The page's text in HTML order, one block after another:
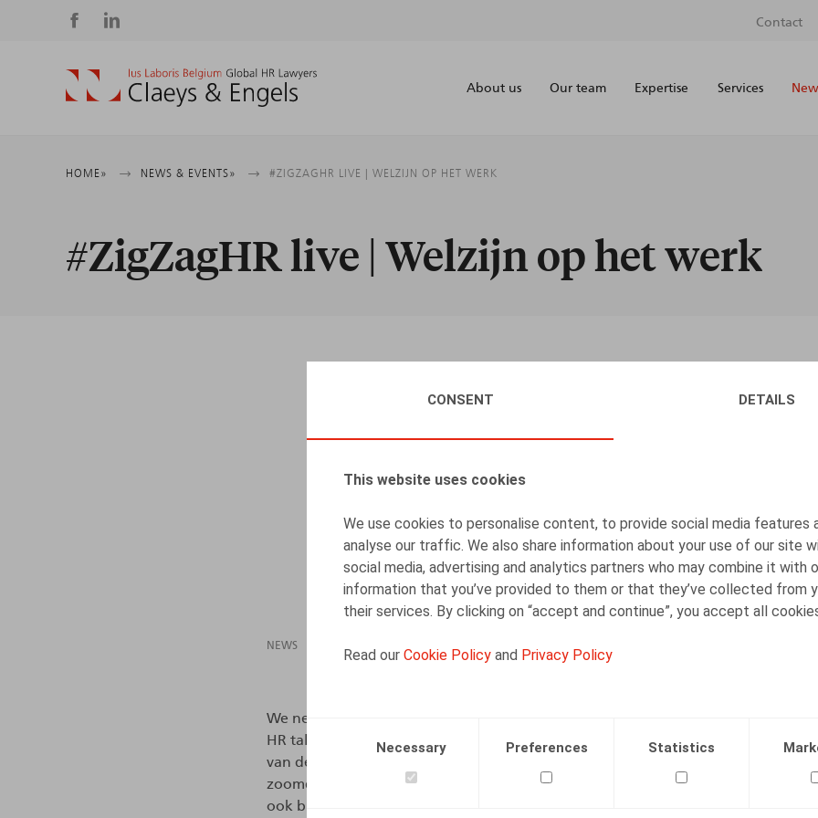
CONSENT DETAILS
This website uses cookies
We use cookies to personalise content, to provide social media features
analyse our traffic. We also share information about your use of our site
social media, advertising and analytics partners who may combine it with
information that you’ve provided to them or that they’ve collected from
their services. By clicking on “accept and continue”, you accept all
Read our Cookie Policy and Privacy Policy
Necessary Preferences Statistics
Social
media
Contact
About us Our team Expertise Services
Breadcrumb
HOME NEWS & EVENTS #ZIGZAGHR LIVE | WELZIJN OP HET WERK
#ZigZagHR live | Welzijn op het werk
NEWS
We nemen je graag even mee terug naar de allereerste editie van #ZigZagHR
HR talkshow waarin Lesley Arens boeiende gasten uitnodigt rond de tafel, op
van de #ZigZagHR Kantoorboot in Gent. Op 22 januari 2022 streken we neer in
zoomden we in op welzijn op het werk, een thema dat overal hoog op de
ook bij jou!
Partner
Facebook
TwitterLinkedin
Mail